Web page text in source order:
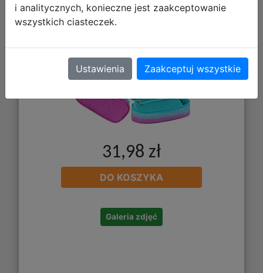
31,98 zł
DO KOSZYKA
Galeria zdjęć
i analitycznych, konieczne jest zaakceptowanie
wszystkich ciasteczek.
Ustawienia Zaakceptuj wszystkie